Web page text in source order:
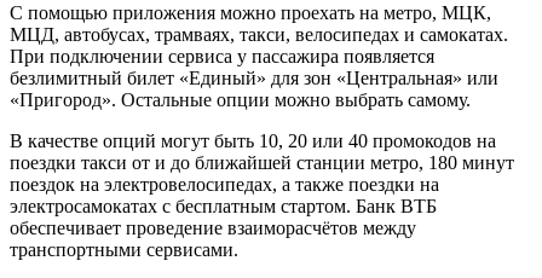
С помощью приложения можно проехать на метро, МЦК,
МЦД, автобусах, трамваях, такси, велосипедах и самокатах.
При подключении сервиса у пассажира появляется
безлимитный билет «Единый» для зон «Центральная» или
«Пригород». Остальные опции можно выбрать самому.
В качестве опций могут быть 10, 20 или 40 промокодов на
поездки такси от и до ближайшей станции метро, 180 минут
поездок на электровелосипедах, а также поездки на
электросамокатах с бесплатным стартом. Банк ВТБ
обеспечивает проведение взаиморасчётов между
транспортными сервисами.